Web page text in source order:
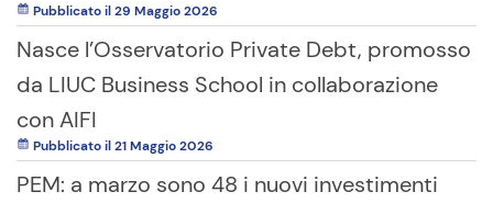
Pubblicato il 29 Maggio 2026
Nasce l’Osservatorio Private Debt, promosso
da LIUC Business School in collaborazione
con AIFI
Pubblicato il 21 Maggio 2026
PEM: a marzo sono 48 i nuovi investimenti